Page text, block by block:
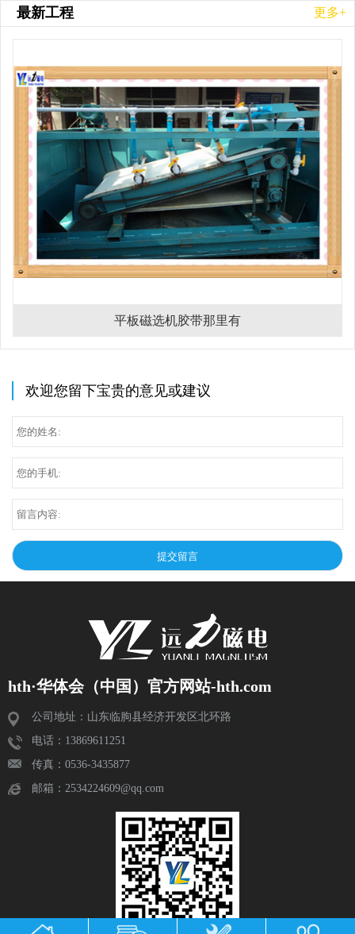
最新工程 更多+
平板磁选机胶带那里有
欢迎您留下宝贵的意见或建议
hth·华体会（中国）官方网站-hth.com
公司地址：山东临朐县经济开发区北环路
电话：13869611251
传真：0536-3435877
邮箱：2534224609@qq.com